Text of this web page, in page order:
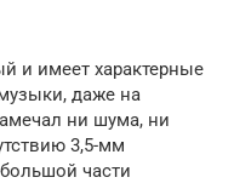
и имеет характерные
даже на
ни шума, ни
3,5-мм
части